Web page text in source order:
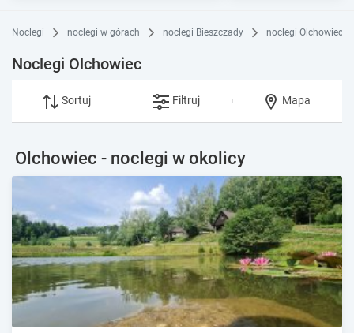
Noclegi noclegi w górach noclegi Bieszczady noclegi Olchowiec
Noclegi Olchowiec
Sortuj Filtruj Mapa
Olchowiec - noclegi w okolicy